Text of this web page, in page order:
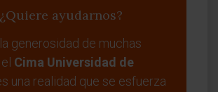
¿Quiere ayudarnos?
generosidad de muchas
Cima Universidad de
una realidad que se esfuerza